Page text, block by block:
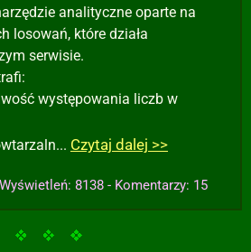
analityczne oparte na
losowań, które działa
serwisie.
występowania liczb w
Czytaj dalej >>
8138 - Komentarzy: 15